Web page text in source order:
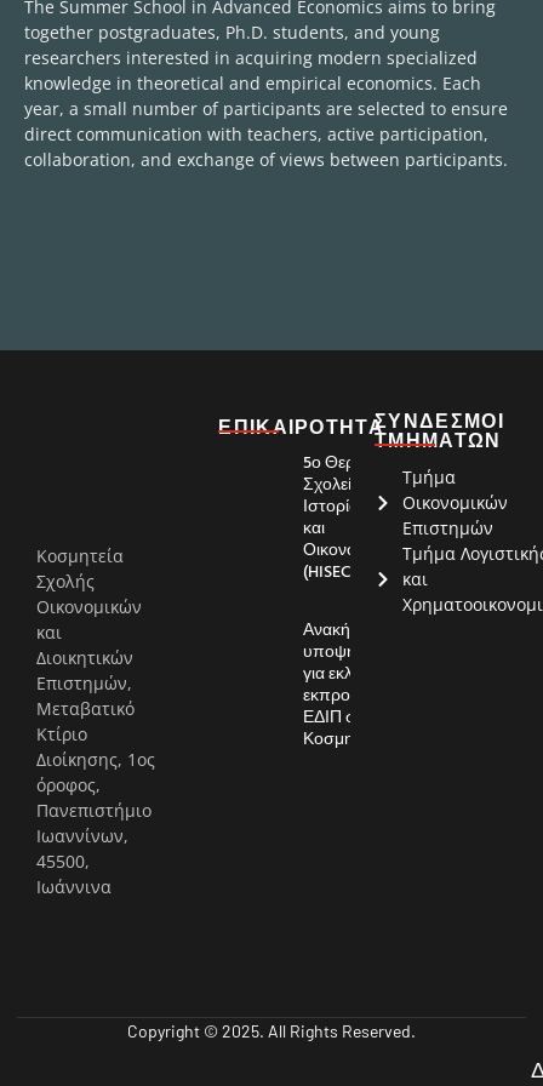
The Summer School in Advanced Economics aims to bring
together postgraduates, Ph.D. students, and young
researchers interested in acquiring modern specialized
knowledge in theoretical and empirical economics. Each
year, a small number of participants are selected to ensure
direct communication with teachers, active participation,
collaboration, and exchange of views between participants.
Διοικητικών
Επιστημών,
Μεταβατικό
Κτίριο
Διοίκησης, 1ος
όροφος,
Πανεπιστήμιο
Ιωαννίνων,
45500,
Ιωάννινα
ΕΠΙΚΑΙΡΟΤΗΤΑ
5ο Θερινό
Σχολείο:
Ιστορία
και
Οικονομία
(HISEC)
Ανακήρυξη
υποψηφίων
για εκλογές
εκπροσώπου
ΕΔΙΠ στην
Κοσμητεία
ΣΥΝΔΕΣΜΟΙ
ΤΜΗΜΑΤΩΝ
Τμήμα
Οικονομικών
Επιστημών
Τμήμα
και
λ